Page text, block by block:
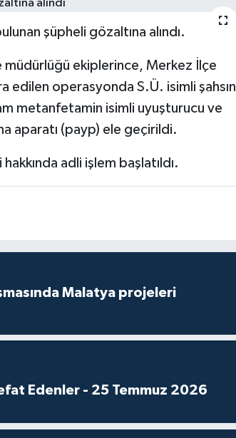
şüpheli gözaltına alındı.
müdürlüğü ekiplerince, Merkez İlçe
edilen operasyonda S.Ü. isimli şahsın
metanfetamin isimli uyuşturucu ve
aparatı (payp) ele geçirildi.
adli işlem başlatıldı.
Malatya projeleri
Edenler - 25 Temmuz 2026